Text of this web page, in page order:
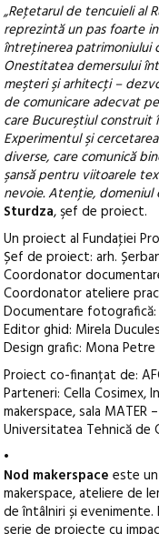
„Reţetarul de tencuieli al
reprezintă un pas foarte
întreţinerea patrimoniului
Onestitatea demersului
meşteri şi arhitecţi –
de comunicare adecvat
care Bucureştiul construit
Experimentul şi
diverse, care comunică
şansă pentru viitoarele
nevoie. Atenţie, domeniul
Sturdza, şef de proiect.
Un proiect al Fundaţiei
Șef de proiect: arh.
Coordonator
Coordonator ateliere
Documentare
Editor ghid: Mirela
Design grafic: Mona Petre
Proiect co-finanțat de:
Parteneri: Cella
makerspace, sala
Universitatea Tehnică de
•
Nod makerspace este
makerspace, ateliere de
de întâlniri și